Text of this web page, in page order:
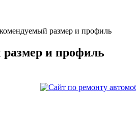
размер и профиль
и профиль